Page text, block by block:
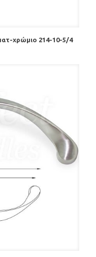
χρώμιο 214-10-5/4